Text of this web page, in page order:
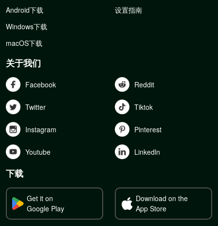
Android下载
Windows下载
macOS下载
设置指南
关于我们
Facebook Reddit
Twitter Tiktok
Instagram Pinterest
Youtube Linkedln
下载
Get it on
Google Play
Download on the
App Store